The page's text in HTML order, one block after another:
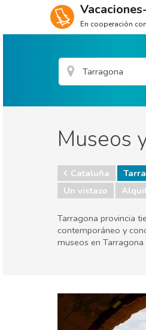
En cooperación con
Museos
Cataluña
Un vistazo
Tarragona provincia
contemporáneo y
museos en Tarragona
Agenda de eventos